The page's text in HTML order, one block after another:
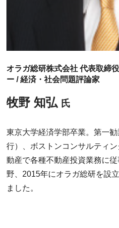
オラガ総研株式会社 代表取締
ー / 経済・社会問題評論家
牧野 知弘 氏
東京大学経済学部卒業。第一
行）、ボストンコンサルティ
動産で各種不動産投資業務に
野、2015年にオラガ総研を設
ました。